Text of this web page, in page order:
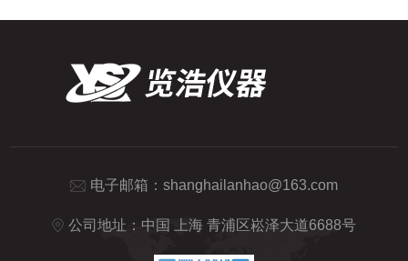
电子邮箱： shanghailanhao@163.com
公司地址：中国 上海 青浦区崧泽大道6688号